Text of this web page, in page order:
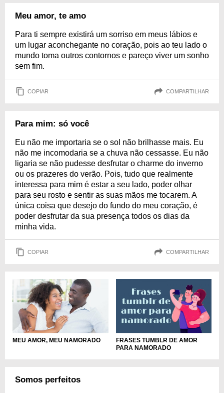
Meu amor, te amo
Para ti sempre existirá um sorriso em meus lábios e
um lugar aconchegante no coração, pois ao teu lado o
mundo toma outros contornos e pareço viver um sonho
sem fim.
COPIAR COMPARTILHAR
Para mim: só você
Eu não me importaria se o sol não brilhasse mais. Eu
não me incomodaria se a chuva não cessasse. Eu não
ligaria se não pudesse desfrutar o charme do inverno
ou os prazeres do verão. Pois, tudo que realmente
interessa para mim é estar a seu lado, poder olhar
para seu rosto e sentir as suas mãos me tocarem. A
única coisa que desejo do fundo do meu coração, é
poder desfrutar da sua presença todos os dias da
minha vida.
COPIAR COMPARTILHAR
MEU AMOR, MEU NAMORADO
FRASES TUMBLR DE AMOR
PARA NAMORADO
Somos perfeitos